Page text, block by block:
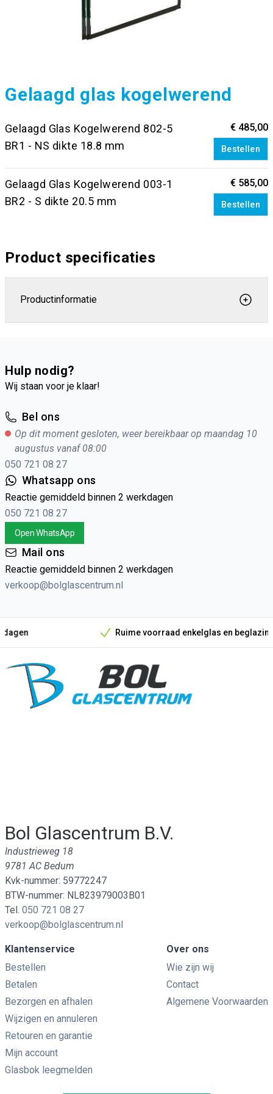
Gelaagd glas kogelwerend
Gelaagd Glas Kogelwerend 802-5
BR1 - NS dikte 18.8 mm
€ 485,00
Bestellen
Gelaagd Glas Kogelwerend 003-1
BR2 - S dikte 20.5 mm
€ 585,00
Bestellen
Product specificaties
Productinformatie
Hulp nodig?
Wij staan voor je klaar!
Bel ons
Op dit moment gesloten, weer bereikbaar op maandag 10
augustus vanaf 08:00
050 721 08 27
Whatsapp ons
Reactie gemiddeld binnen 2 werkdagen
050 721 08 27
Open WhatsApp
Mail ons
Reactie gemiddeld binnen 2 werkdagen
verkoop@bolglascentrum.nl
Onze unieke verkoopargumenten
Ruime voorraad enkelglas en beglazingsmateriaal
Bol Glascentrum B.V.
Industrieweg 18
9781 AC Bedum
Kvk-nummer: 59772247
BTW-nummer: NL823979003B01
Tel. 050 721 08 27
verkoop@bolglascentrum.nl
Klantenservice
Bestellen
Betalen
Bezorgen en afhalen
Wijzigen en annuleren
Retouren en garantie
Mijn account
Glasbok leegmelden
Over ons
Wie zijn wij
Contact
Algemene Voorwaarden